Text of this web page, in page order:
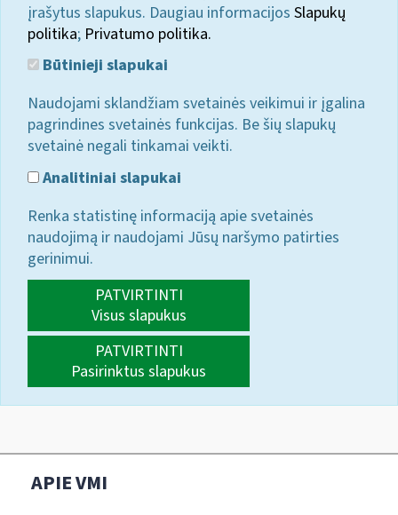
įrašytus slapukus. Daugiau informacijos Slapukų
politika; Privatumo politika.
Būtinieji slapukai
Naudojami sklandžiam svetainės veikimui ir įgalina
pagrindines svetainės funkcijas. Be šių slapukų
svetainė negali tinkamai veikti.
Analitiniai slapukai
Renka statistinę informaciją apie svetainės
naudojimą ir naudojami Jūsų naršymo patirties
gerinimui.
PATVIRTINTI
Visus slapukus
PATVIRTINTI
Pasirinktus slapukus
APIE VMI